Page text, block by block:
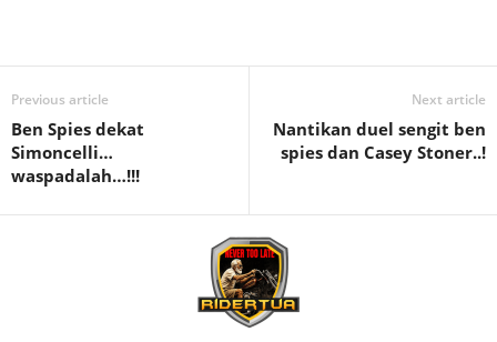
Previous article
Ben Spies dekat
Simoncelli…
waspadalah…!!!
Next article
Nantikan duel sengit ben
spies dan Casey Stoner..!